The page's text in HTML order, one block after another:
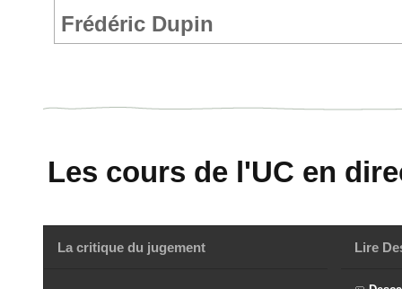
Frédéric Dupin
Les cours de l'UC en
La critique du jugement Lire